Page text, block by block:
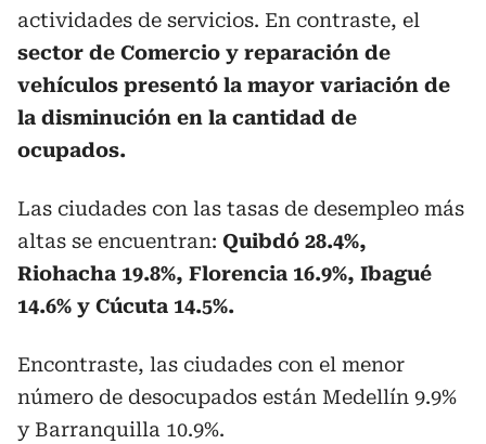
actividades de servicios. En contraste, el
sector de Comercio y reparación de
vehículos presentó la mayor variación de
la disminución en la cantidad de
ocupados.
Las ciudades con las tasas de desempleo más
altas se encuentran: Quibdó 28.4%,
Riohacha 19.8%, Florencia 16.9%, Ibagué
14.6% y Cúcuta 14.5%.
Encontraste, las ciudades con el menor
número de desocupados están Medellín 9.9%
y Barranquilla 10.9%.